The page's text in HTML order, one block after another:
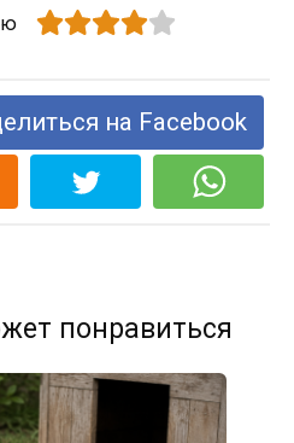
на Facebook
понравиться